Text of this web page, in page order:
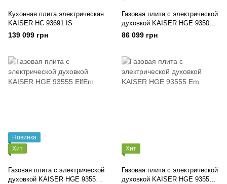
Кухонная плита электрическая
KAISER HC 93691 IS
139 099 грн
Газовая плита с электрической
духовкой KAISER HGE 93505
R
86 099 грн
Новинка
Хит
Газовая плита с электрической
духовкой KAISER HGE 93555
Хит
Газовая плита с электрической
духовкой KAISER HGE 93555